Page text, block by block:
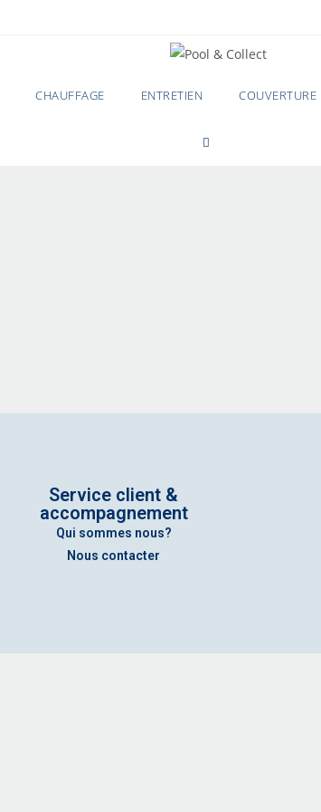
CHAUFFAGE ENTRETIEN COUVERTURE
Service client &
accompagnement
Qui sommes nous?
Nous contacter